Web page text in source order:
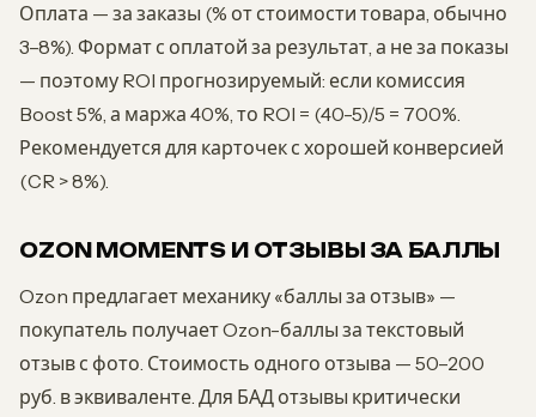
Оплата — за заказы (% от стоимости товара, обычно
3–8%). Формат с оплатой за результат, а не за показы
— поэтому ROI прогнозируемый: если комиссия
Boost 5%, а маржа 40%, то ROI = (40-5)/5 = 700%.
Рекомендуется для карточек с хорошей конверсией
(CR > 8%).
OZON MOMENTS И ОТЗЫВЫ ЗА БАЛЛЫ
Ozon предлагает механику «баллы за отзыв» —
покупатель получает Ozon-баллы за текстовый
отзыв с фото. Стоимость одного отзыва — 50–200
руб. в эквиваленте. Для БАД отзывы критически